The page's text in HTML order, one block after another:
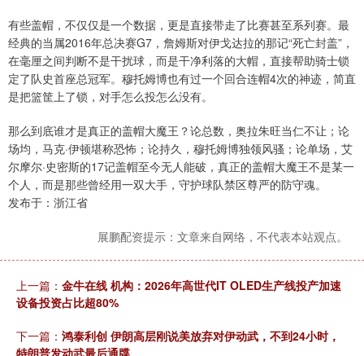
有些盖帽，不仅仅是一个数据，更是直接带走了比赛甚至系列赛。最
经典的当属2016年总决赛G7，詹姆斯对伊戈达拉的那记“死亡封盖”，
在毫厘之间判断不是干扰球，而是干净利落的大帽，直接帮助骑士锁
定了队史首座总冠军。穆托姆博也有过一个回合连帽4次的神迹，简直
是把篮筐上了锁，对手怎么投怎么没有。
那么到底谁才是真正的盖帽大魔王？论总数，奥拉朱旺当仁不让；论
场均，马克·伊顿堪称恐怖；论持久，穆托姆博独领风骚；论单场，艾
尔摩尔·史密斯的17记盖帽至今无人能破，真正的盖帽大魔王不是某一
个人，而是那些曾经用一双大手，守护球队禁区尊严的防守魂。
发布于：浙江省
展鹏配资提示：文章来自网络，不代表本站观点。
上一篇： 金牛在线 机构：2026年高世代IT OLED生产线投产加速
设备投资占比超80%
下一篇： 鸿泰利创 伊朗高层刚说美放弃对伊动武，不到24小时，